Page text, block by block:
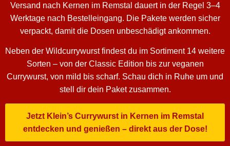
Versand nach Kernen im Remstal dauert in der Regel 3–4
Werktage nach Bestelleingang. Die Pakete werden sicher
verpackt, damit die Dosen unbeschädigt ankommen.
Neben der Wildcurrywurst findest du im Sortiment 14 weitere
Sorten – von der Classic Edition bis zur veganen
Currywurst, von mild bis scharf. Schau dich in Ruhe um und
stell dir dein Paket zusammen.
Jetzt Klein’s Currywurst in Kernen im Remstal
entdecken und genießen – direkt aus der Dose!